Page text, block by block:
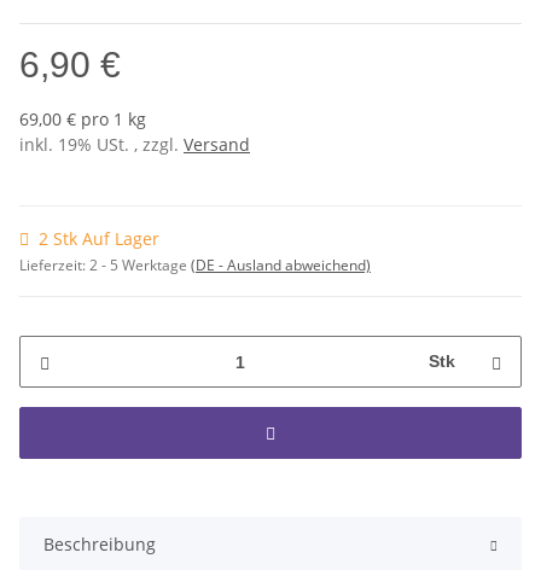
6,90 €
69,00 € pro 1 kg
inkl. 19% USt. , zzgl. Versand
2 Stk Auf Lager
Lieferzeit:2 - 5 Werktage (DE - Ausland abweichend)
Stk
Beschreibung